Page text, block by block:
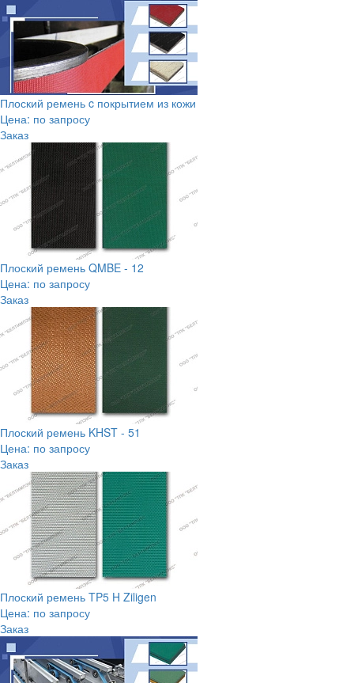
Плоский ремень c покрытием из кожи
Цена: по запросу
Заказ
Плоский ремень QMBE - 12
Цена: по запросу
Заказ
Плоский ремень KHST - 51
Цена: по запросу
Заказ
Плоский ремень TP5 H Ziligen
Цена: по запросу
Заказ